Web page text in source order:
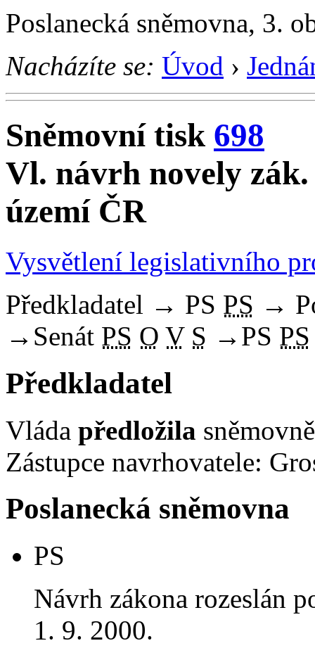
Poslanecká sněmovna, 3.
Nacházíte se: Úvod ›
Sněmovní tisk 698
Vl. návrh novely
území ČR
Vysvětlení legislativního
Předkladatel → PS PS →
→ Senát PS O V S → PS PS
Předkladatel
Vláda předložila
Zástupce navrhovatele:
Poslanecká sněmovna
PS
Návrh zákona rozeslán
1. 9. 2000.